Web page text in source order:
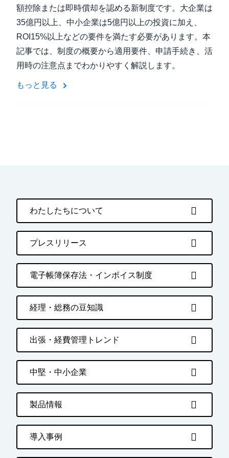
額控除または即時償却を認める新制度です。大企業は
35億円以上、中小企業は5億円以上の投資に加え、
ROI15%以上などの要件を満たす必要があります。本
記事では、制度の概要から適用要件、申請手続き、活
用時の注意点までわかりやすく解説します。
もっと見る
わたしたちについて
プレスリリース
電子帳簿保存法・インボイス制度
経理・総務の豆知識
出張・経費管理トレンド
中堅・中小企業
製品情報
導入事例